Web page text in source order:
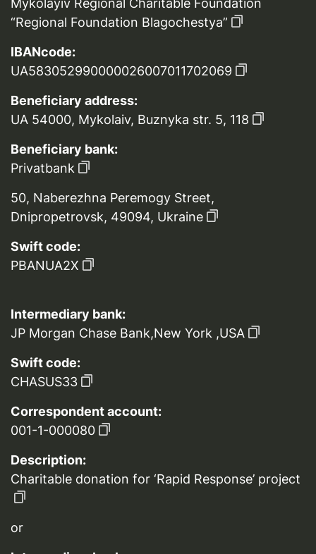
Mykolayiv Regional Charitable Foundation
“Regional Foundation Blagochestya”
IBANcode:
UA583052990000026007011702069
Beneficiary address:
UA 54000, Mykolaiv, Buznyka str. 5, 118
Beneficiary bank:
Privatbank
50, Naberezhna Peremogy Street,
Dnipropetrovsk, 49094, Ukraine
Swift code:
PBANUA2X
Intermediary bank:
JP Morgan Chase Bank,New York ,USA
Swift code:
CHASUS33
Correspondent account:
001-1-000080
Description:
Charitable donation for ‘Rapid Response’ project
or